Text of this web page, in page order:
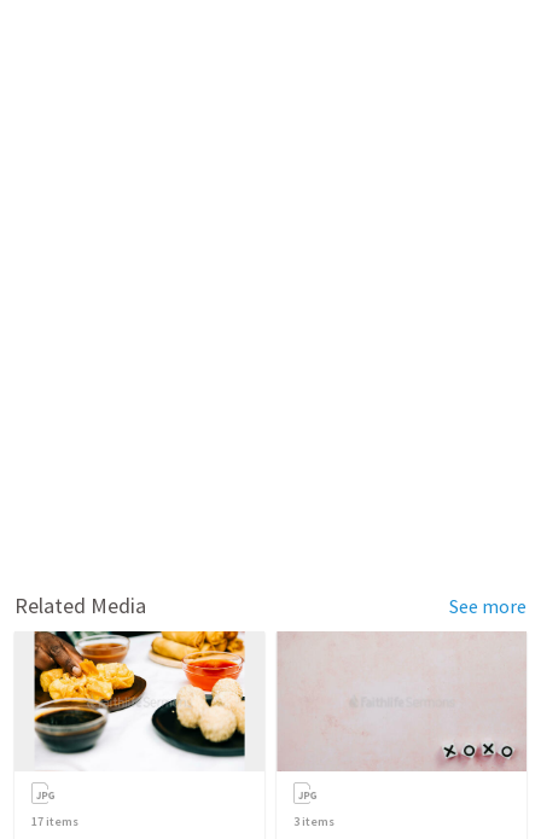
Related Media See more
17 items 3 items